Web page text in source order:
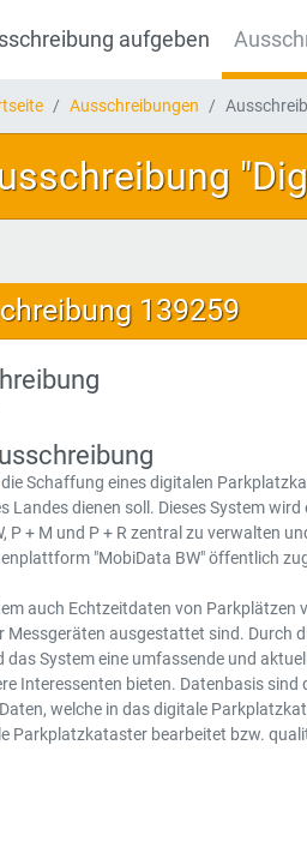
aufgeben
Ausschreibungen
139259
Schaffung eines digitalen
Landes dienen soll. Dieses System
P + M und P + R zentral zu verwalten
"MobiData BW" öffentlich
auch Echtzeitdaten von Parkplätzen
Messgeräten ausgestattet sind. Durch
System eine umfassende und
Interessenten bieten. Datenbasis
welche in das digitale
Parkplatzkataster bearbeitet bzw.